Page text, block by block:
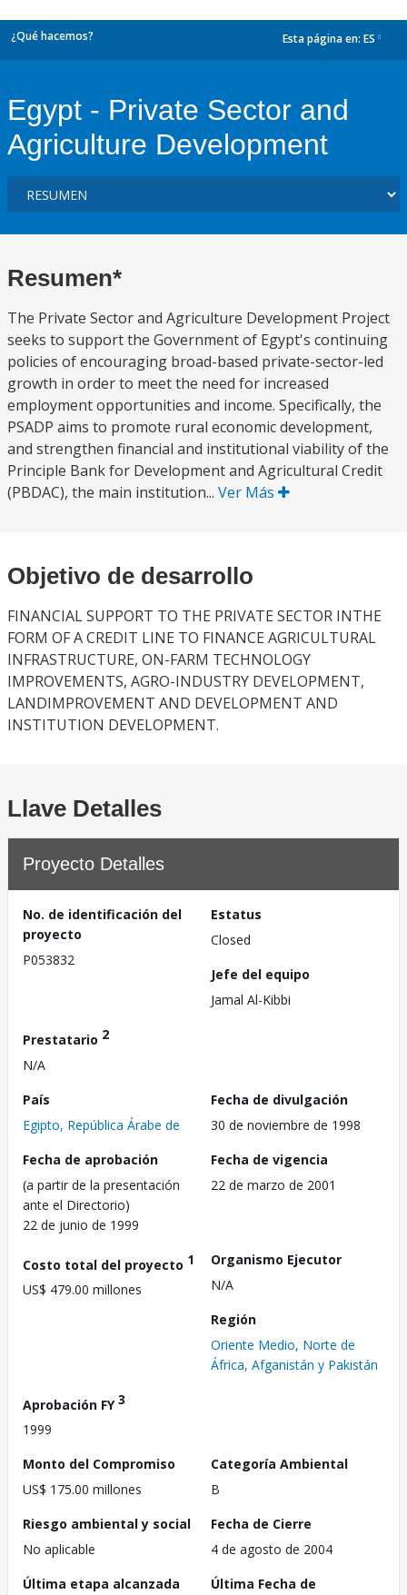
¿Qué hacemos? Esta página en: ES
Egypt - Private Sector and
Agriculture Development
Resumen*
The Private Sector and Agriculture Development Project
seeks to support the Government of Egypt's continuing
policies of encouraging broad-based private-sector-led
growth in order to meet the need for increased
employment opportunities and income. Specifically, the
PSADP aims to promote rural economic development,
and strengthen financial and institutional viability of the
Principle Bank for Development and Agricultural Credit
(PBDAC), the main institution... Ver Más
Objetivo de desarrollo
FINANCIAL SUPPORT TO THE PRIVATE SECTOR INTHE
FORM OF A CREDIT LINE TO FINANCE AGRICULTURAL
INFRASTRUCTURE, ON-FARM TECHNOLOGY
IMPROVEMENTS, AGRO-INDUSTRY DEVELOPMENT,
LANDIMPROVEMENT AND DEVELOPMENT AND
INSTITUTION DEVELOPMENT.
Llave Detalles
Proyecto Detalles
No. de identificación del
proyecto
P053832
Estatus
Closed
Jefe del equipo
Jamal Al-Kibbi
Prestatario 2
N/A
País
Egipto, República Árabe de
Fecha de divulgación
30 de noviembre de 1998
Fecha de aprobación
(a partir de la presentación
ante el Directorio)
22 de junio de 1999
Fecha de vigencia
22 de marzo de 2001
Costo total del proyecto 1
US$ 479.00 millones
Organismo Ejecutor
N/A
Región
Oriente Medio, Norte de
África, Afganistán y Pakistán
Aprobación FY3
1999
Monto del Compromiso
US$ 175.00 millones
Categoría Ambiental
B
Riesgo ambiental y social
No aplicable
Fecha de Cierre
4 de agosto de 2004
Última etapa alcanzada
Última Fecha de